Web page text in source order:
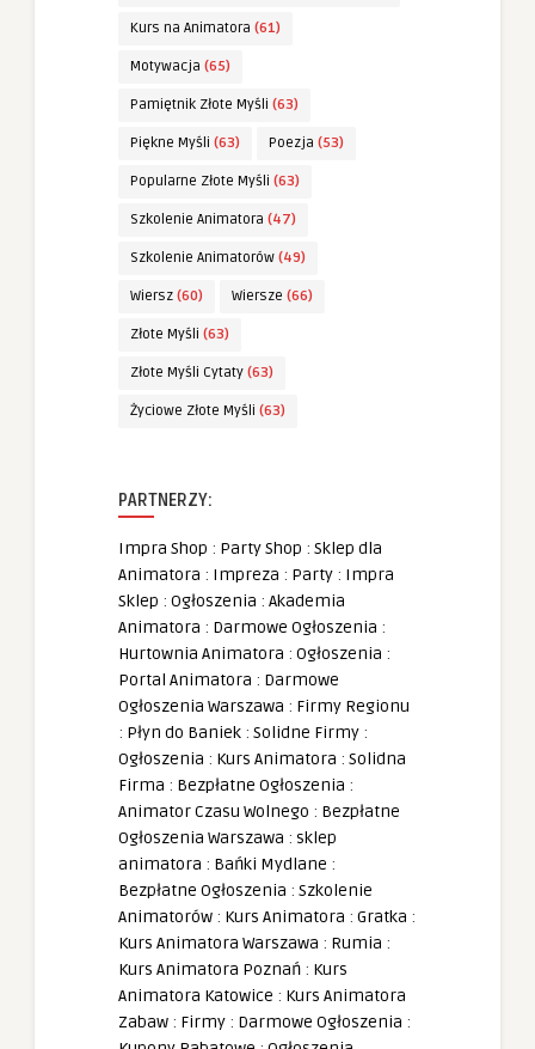
Kurs na Animatora (61)
Motywacja (65)
Pamiętnik Złote Myśli (63)
Piękne Myśli (63) Poezja (53)
Popularne Złote Myśli (63)
Szkolenie Animatora (47)
Szkolenie Animatorów (49)
Wiersz (60) Wiersze (66)
Złote Myśli (63)
Złote Myśli Cytaty (63)
Życiowe Złote Myśli (63)
PARTNERZY:
Impra Shop : Party Shop : Sklep dla
Animatora : Impreza : Party : Impra
Sklep : Ogłoszenia : Akademia
Animatora : Darmowe Ogłoszenia :
Hurtownia Animatora : Ogłoszenia :
Portal Animatora : Darmowe
Ogłoszenia Warszawa : Firmy Regionu
: Płyn do Baniek : Solidne Firmy :
Ogłoszenia : Kurs Animatora : Solidna
Firma : Bezpłatne Ogłoszenia :
Animator Czasu Wolnego : Bezpłatne
Ogłoszenia Warszawa : sklep
animatora : Bańki Mydlane :
Bezpłatne Ogłoszenia : Szkolenie
Animatorów : Kurs Animatora : Gratka :
Kurs Animatora Warszawa : Rumia :
Kurs Animatora Poznań : Kurs
Animatora Katowice : Kurs Animatora
Zabaw : Firmy : Darmowe Ogłoszenia :